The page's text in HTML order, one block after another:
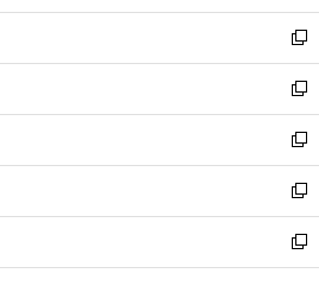
開
く
ウ
で
開
く
ン
ド
ウ
で
開
く
ウ
ィ
ン
ド
ウ
で
開
く
し
い
ウ
ィ
ン
ド
ウ
で
開
く
新
し
い
ウ
ィ
ン
ド
ウ
で
開
新
し
い
ウ
ィ
ン
ド
ウ
新
し
い
ウ
ィ
ン
新
し
い
ウ
新
し